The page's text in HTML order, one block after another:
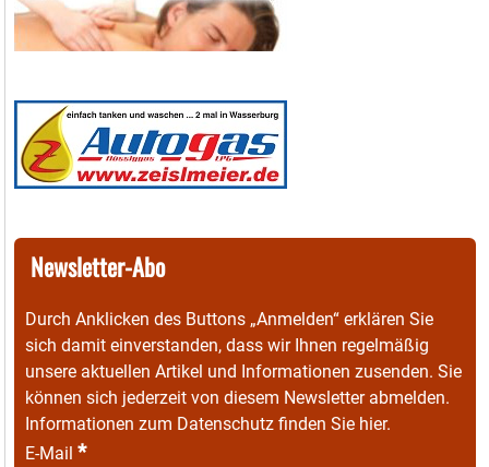
Newsletter-Abo
Durch Anklicken des Buttons „Anmelden“ erklären Sie
sich damit einverstanden, dass wir Ihnen regelmäßig
unsere aktuellen Artikel und Informationen zusenden. Sie
können sich jederzeit von diesem Newsletter abmelden.
Informationen zum Datenschutz finden Sie hier.
E-Mail *